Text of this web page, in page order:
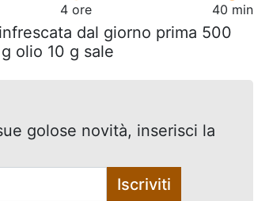
4 ore 40 min
dal giorno prima 500
olio 10 g sale
golose novità, inserisci la
Iscriviti